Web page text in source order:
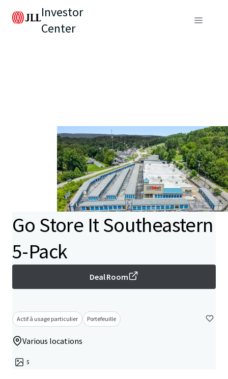
Investor
Center
Go Store It Southeastern
5-Pack
Deal Room
Actif à usage particulier Portefeuille
Various locations
5